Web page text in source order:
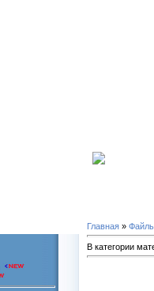
Главная »
В категории